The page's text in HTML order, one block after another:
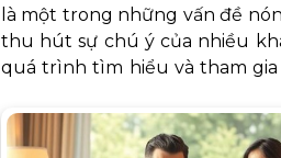
là một trong những vấn đề
thu hút sự chú ý của nhiều
quá trình tìm hiểu và tham gia
hủy hợp đồng bảo hiểm
không chỉ đơn thuần là